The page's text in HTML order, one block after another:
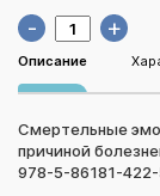
- +
Описание
Смертельные
причиной
978-5-86181-